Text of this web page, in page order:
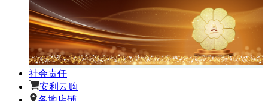
社会责任
安利云购